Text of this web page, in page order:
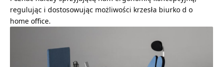
regulując i dostosowując możliwości krzesła biurko d o
home office.